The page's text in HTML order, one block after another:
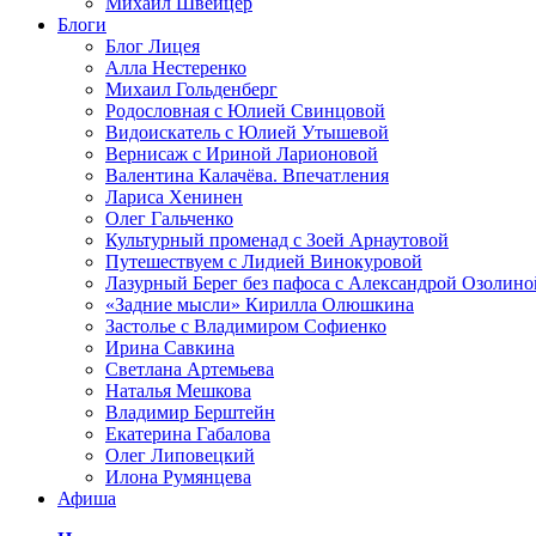
Блоги
Блог Лицея
Алла Нестеренко
Михаил Гольденберг
Родословная с Юлией Свинцовой
Видоискатель с Юлией Утышевой
Вернисаж с Ириной Ларионовой
Валентина Калачёва. Впечатления
Лариса Хенинен
Олег Гальченко
Культурный променад с Зоей Арнаутовой
Путешествуем с Лидией Винокуровой
Лазурный Берег без пафоса с Александрой
«Задние мысли» Кирилла Олюшкина
Застолье с Владимиром Софиенко
Ирина Савкина
Светлана Артемьева
Наталья Мешкова
Владимир Берштейн
Екатерина Габалова
Олег Липовецкий
Илона Румянцева
Афиша